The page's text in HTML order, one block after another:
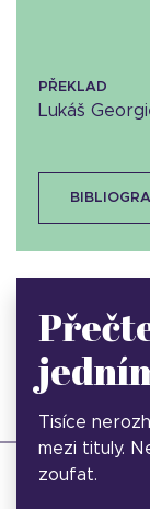
PŘEKLAD
Lukáš
Tisíce
mezi tituly.
zoufat.